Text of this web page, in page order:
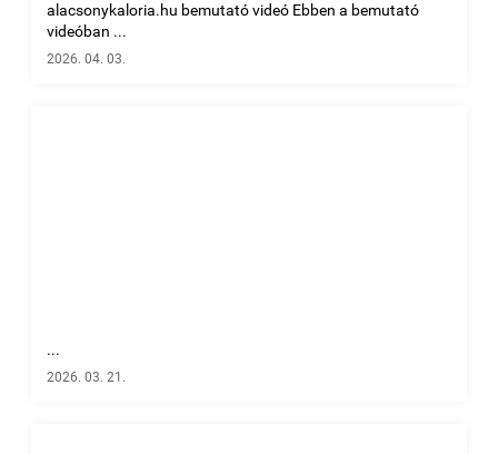
alacsonykaloria.hu bemutató videó Ebben a bemutató
videóban ...
2026. 04. 03.
...
2026. 03. 21.